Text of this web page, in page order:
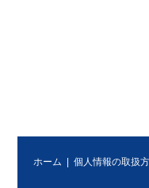
ホーム 個人情報の取扱